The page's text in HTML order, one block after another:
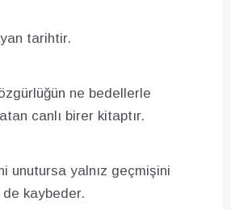
tarihtir.
ne bedellerle
canlı birer kitaptır.
unutursa yalnız geçmişini
kaybeder.